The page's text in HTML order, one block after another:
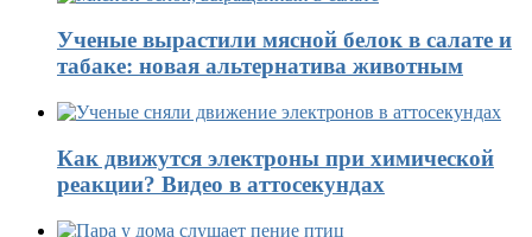
Ученые вырастили мясной белок в салате и
табаке: новая альтернатива животным
Как движутся электроны при химической
реакции? Видео в аттосекундах